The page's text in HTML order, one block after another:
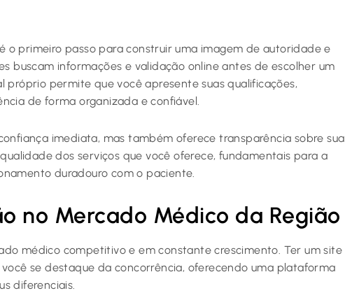
o primeiro passo para construir uma imagem de autoridade e
buscam informações e validação online antes de escolher um
próprio permite que você apresente suas qualificações,
de forma organizada e confiável.
imediata, mas também oferece transparência sobre sua
dos serviços que você oferece, fundamentais para a
duradouro com o paciente.
no Mercado Médico da Região
médico competitivo e em constante crescimento. Ter um site
se destaque da concorrência, oferecendo uma plataforma
diferenciais.